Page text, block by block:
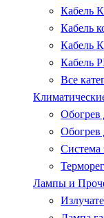
Кабель
Кабель
Кабель
Кабель
Все
Обогрев
Обогрев
Система
Лампы и